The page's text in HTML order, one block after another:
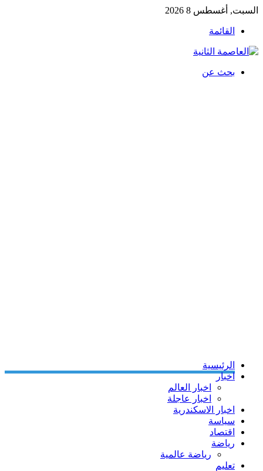
السبت, أغسطس 8 2026
القائمة
بحث عن
الرئيسية
اخبار
اخبار العالم
اخبار عاجلة
اخبار الاسكندرية
سياسة
اقتصاد
رياضة
رياضة عالمية
تعليم